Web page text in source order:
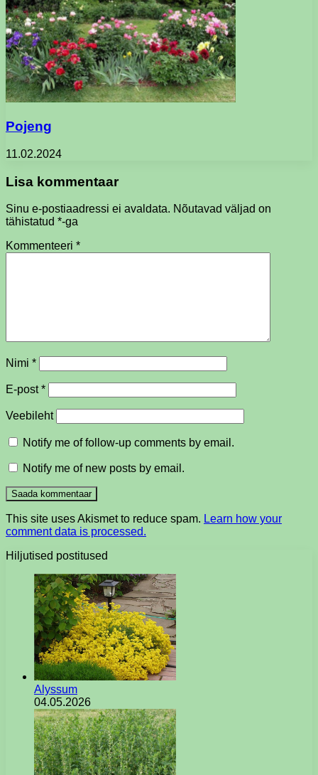
Pojeng
11.02.2024
Lisa kommentaar
Sinu e-postiaadressi ei avaldata. Nõutavad väljad on
tähistatud *-ga
Kommenteeri *
Nimi *
E-post*
Veebileht
Notify me of follow-up comments by email.
Notify me of new posts by email.
This site uses Akismet to reduce spam. Learn how your
comment data is processed.
Hiljutised postitused
Alyssum
04.05.2026